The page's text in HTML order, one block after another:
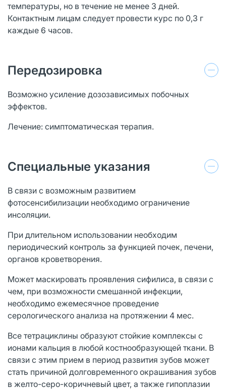
температуры, но в течение не менее 3 дней.
Контактным лицам следует провести курс по 0,3 г
каждые 6 часов.
Передозировка
Возможно усиление дозозависимых побочных
эффектов.
Лечение: симптоматическая терапия.
Специальные указания
В связи с возможным развитием
фотосенсибилизации необходимо ограничение
инсоляции.
При длительном использовании необходим
периодический контроль за функцией почек, печени,
органов кроветворения.
Может маскировать проявления сифилиса, в связи с
чем, при возможности смешанной инфекции,
необходимо ежемесячное проведение
серологического анализа на протяжении 4 мес.
Все тетрациклины образуют стойкие комплексы с
ионами кальция в любой костнообразующей ткани. В
связи с этим прием в период развития зубов может
стать причиной долговременного окрашивания зубов
в желто-серо-коричневый цвет, а также гипоплазии